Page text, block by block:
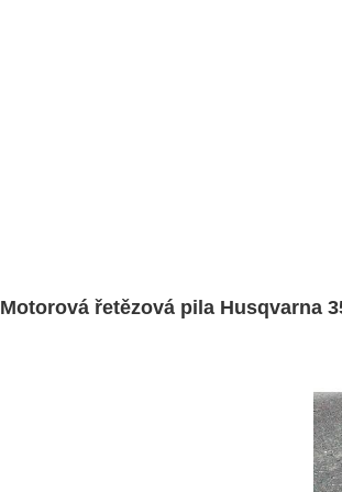
Motorová řetězová pila Husqvarna